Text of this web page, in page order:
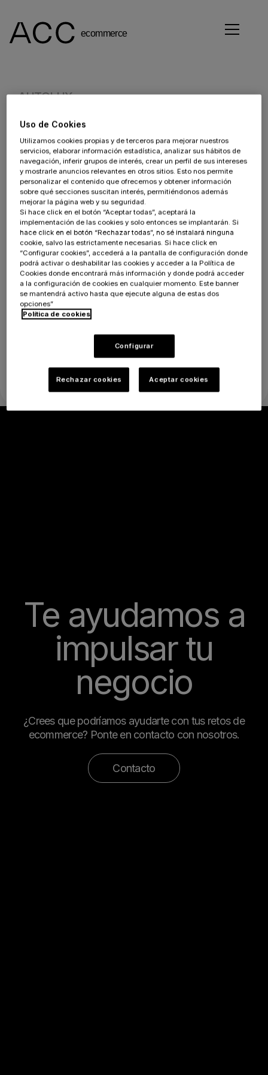
AUTOLUX
Cliente:
Sector:
Automoción
Proyecto:
Tecnología:
Autolux
Servicios:
Te ayudamos a
impulsar tu
negocio
¿Crees que podríamos ayudarte con tus retos de
ecommerce? Ponte en contacto con nosotros.
Contacto
Uso de Cookies
Utilizamos cookies propias y de terceros para mejorar nuestros
servicios, elaborar información estadística, analizar sus hábitos de
navegación, inferir grupos de interés, crear un perfil de sus intereses
y mostrarle anuncios relevantes en otros sitios. Esto nos permite
personalizar el contenido que ofrecemos y obtener información
sobre qué secciones suscitan interés, permitiéndonos además
mejorar la página web y su seguridad.
Si hace click en el botón “Aceptar todas”, aceptará la
implementación de las cookies y solo entonces se implantarán. Si
hace click en el botón “Rechazar todas”, no sé instalará ninguna
cookie, salvo las estrictamente necesarias. Si hace click en
“Configurar cookies”, accederá a la pantalla de configuración donde
podrá activar o deshabilitar las cookies y acceder a la Política de
Cookies donde encontrará más información y donde podrá acceder
a la configuración de cookies en cualquier momento. Este banner
se mantendrá activo hasta que ejecute alguna de estas dos
opciones”
Política de cookies
Configurar
Rechazar cookies Aceptar cookies